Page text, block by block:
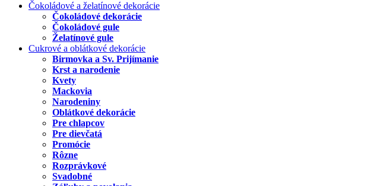
Čokoládové a želatínové dekorácie
Čokoládové dekorácie
Čokoládové gule
Želatínové gule
Cukrové a oblátkové dekorácie
Birmovka a Sv. Prijímanie
Krst a narodenie
Kvety
Mackovia
Narodeniny
Oblátkové dekorácie
Pre chlapcov
Pre dievčatá
Promócie
Rôzne
Rozprávkové
Svadobné